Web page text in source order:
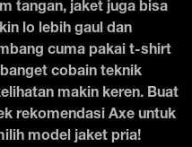
tangan, jaket juga bisa
lo lebih gaul dan
cuma pakai t-shirt
cobain teknik
makin keren. Buat
rekomendasi Axe untuk
model jaket pria!